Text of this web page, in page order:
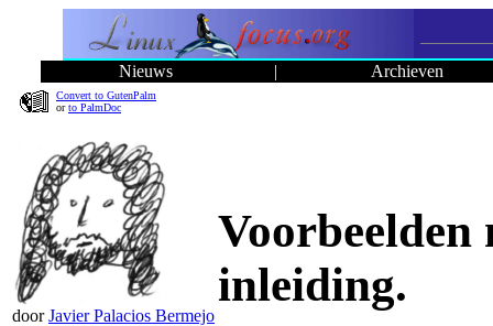
Nieuws | Archieven
Convert to GutenPalm
orto PalmDoc
doorJavier Palacios Bermejo
Voorbeelden
inleiding.